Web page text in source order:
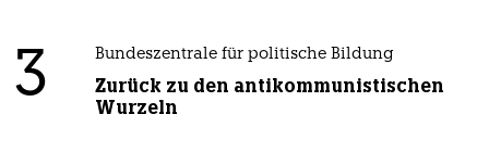
3 Bundeszentrale für politische Bildung
Zurück zu den antikommunistischen
Wurzeln